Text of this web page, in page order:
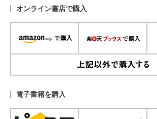
オンライン書店で購入
電子書籍を購入